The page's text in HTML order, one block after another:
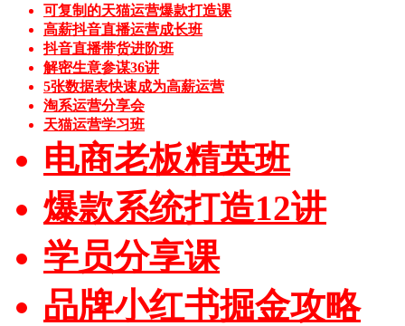
可复制的天猫运营爆款打造课
高薪抖音直播运营成长班
抖音直播带货进阶班
解密生意参谋36讲
5张数据表快速成为高薪运营
淘系运营分享会
天猫运营学习班
电商老板精英班
爆款系统打造12讲
学员分享课
品牌小红书掘金攻略